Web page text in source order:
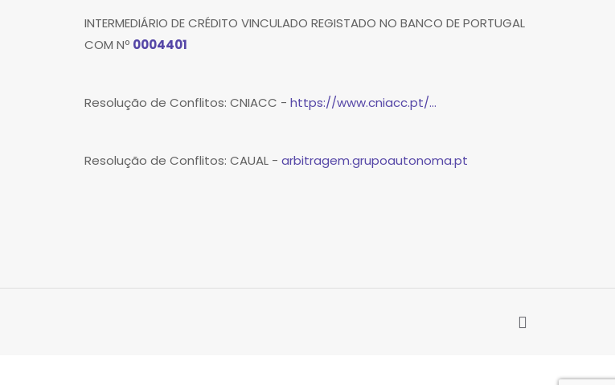
INTERMEDIÁRIO DE CRÉDITO VINCULADO REGISTADO NO BANCO DE PORTUGAL
COM Nº 0004401
Resolução de Conflitos: CNIACC - https://www.cniacc.pt/...
Resolução de Conflitos: CAUAL - arbitragem.grupoautonoma.pt